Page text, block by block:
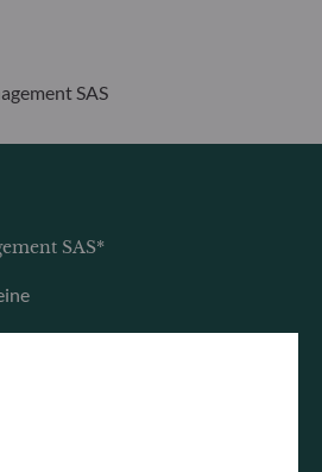
SAS
SAS*
agréée par l’Autorité des
numéro GP99011
internet